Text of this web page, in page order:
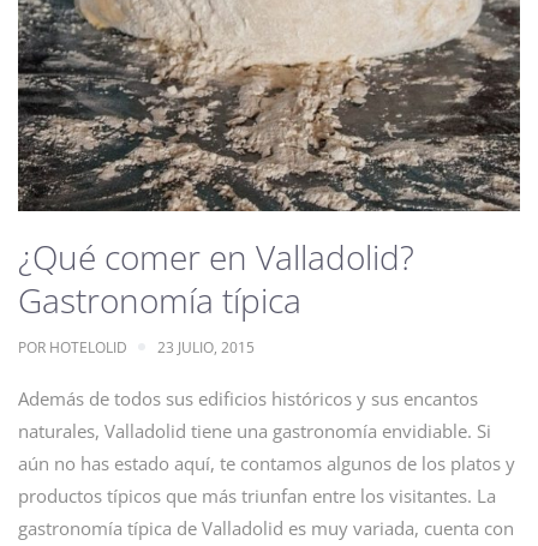
¿Qué comer en Valladolid?
Gastronomía típica
POR HOTELOLID 23 JULIO, 2015
Además de todos sus edificios históricos y sus encantos
naturales, Valladolid tiene una gastronomía envidiable. Si
aún no has estado aquí, te contamos algunos de los platos y
productos típicos que más triunfan entre los visitantes. La
gastronomía típica de Valladolid es muy variada, cuenta con